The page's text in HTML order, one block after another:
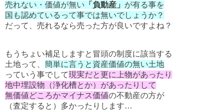
売れない・価値が無い 「負動産」 が有る事を
国も認めているって事では無いでしょうか？
だって、売れるなら売った方が良いですよね？
もうちょい補足しますと冒頭の制度に該当する
土地って、 簡単に言うと資産価値の無い土地
っていう事でして現実だと更に上物があったり
地中埋設物（浄化槽とか）があったりして
無価値どころかマイナス価値の不動産の方が
（査定すると）多かったりします…